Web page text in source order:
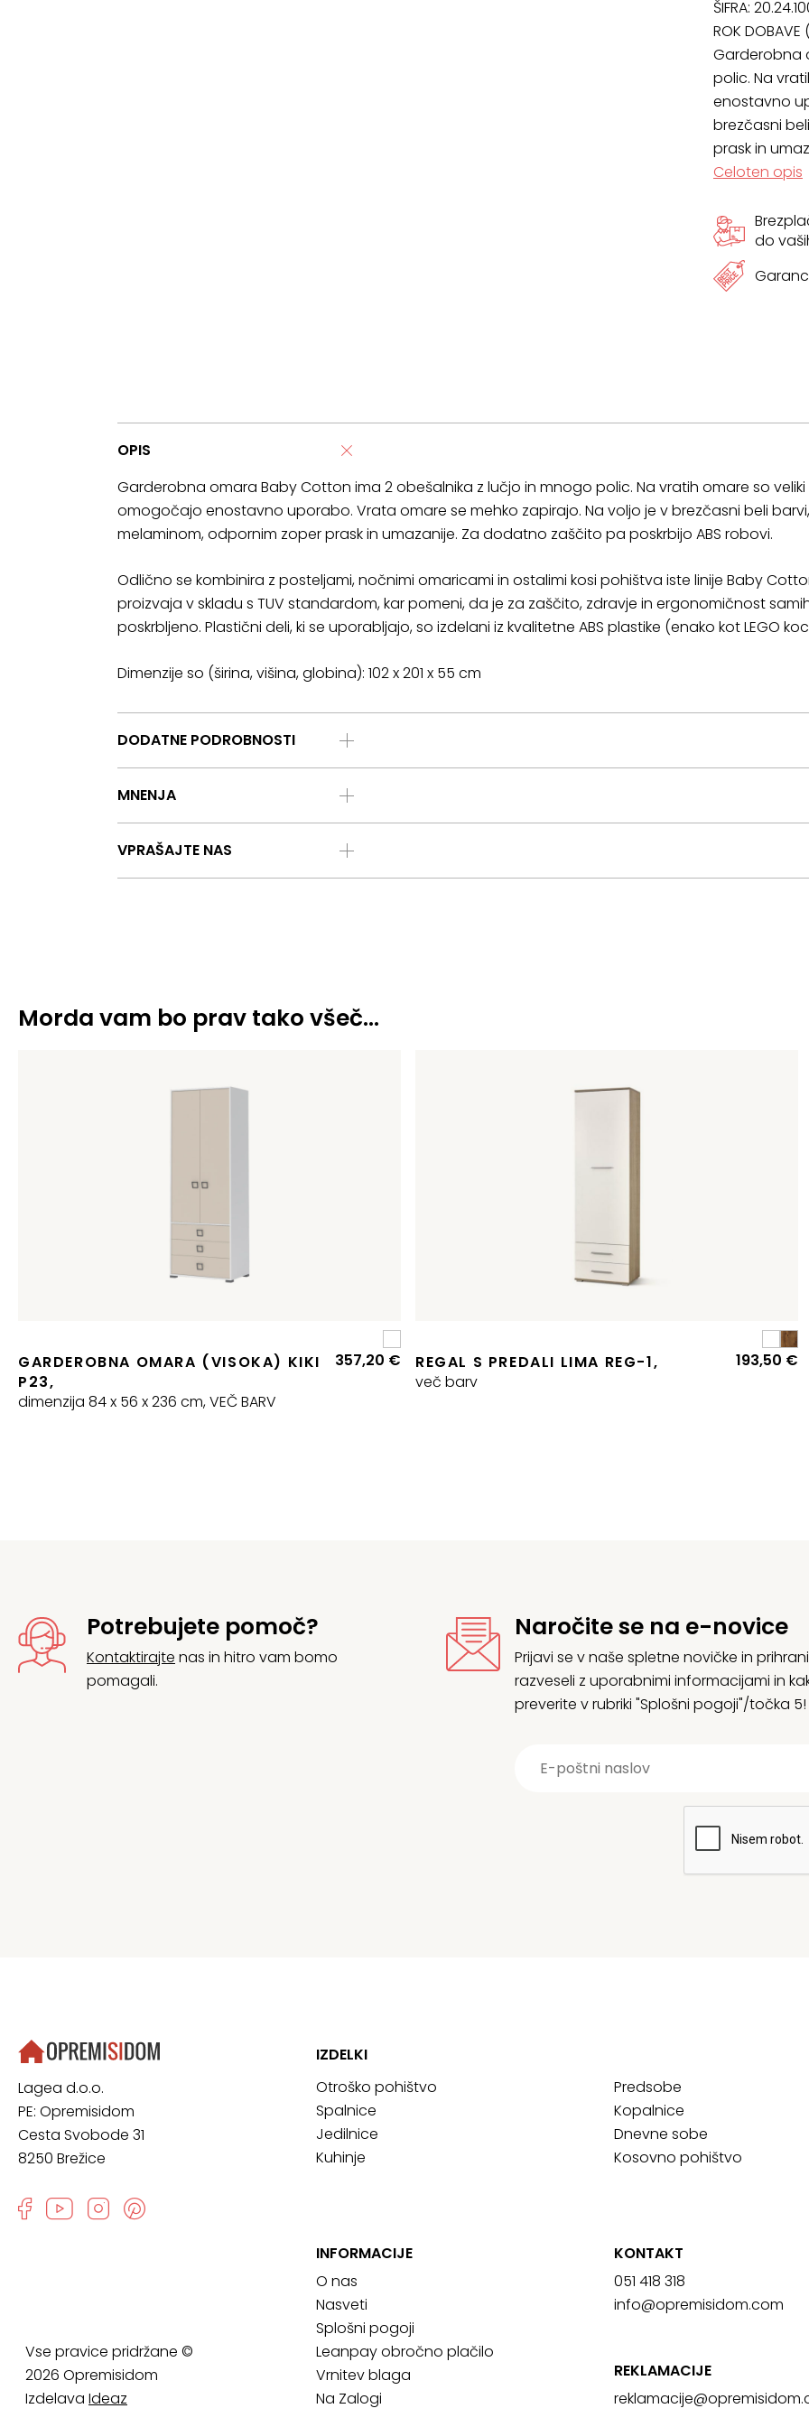
55
cm
količina
ŠIFRA:
ROK DOBAVE
Garderobna
polic. Na
enostavno
brezčasni
prask in
Celoten opis
do
OPIS
Garderobna omara Baby Cotton ima 2 obešalnika z lučjo in mnogo polic. Na vratih omare so veliki
omogočajo enostavno uporabo. Vrata omare se mehko zapirajo. Na voljo je v brezčasni beli
melaminom, odpornim zoper prask in umazanije. Za dodatno zaščito pa poskrbijo ABS robovi.
Odlično se kombinira z posteljami, nočnimi omaricami in ostalimi kosi pohištva iste linije Baby
proizvaja v skladu s TUV standardom, kar pomeni, da je za zaščito, zdravje in ergonomičnost
poskrbljeno. Plastični deli, ki se uporabljajo, so izdelani iz kvalitetne ABS plastike (enako kot LEGO
Dimenzije so (širina, višina, globina): 102 x 201 x 55 cm
DODATNE PODROBNOSTI
MNENJA
VPRAŠAJTE NAS
Morda vam bo prav tako všeč…
GARDEROBNA OMARA (VISOKA) KIKI
P23,
dimenzija 84 x 56 x 236 cm, VEČ BARV
357,20 €
REGAL S PREDALI LIMA REG-1,
več barv
193,50 €
Potrebujete pomoč?
Kontaktirajte nas in hitro vam bomo
pomagali.
Naročite se na e-novice
Prijavi se v naše spletne novičke in
razveseli z uporabnimi informacijami in
preverite v rubriki "Splošni pogoji"/točka 5!
Lagea d.o.o.
PE: Opremisidom
Cesta Svobode 31
8250 Brežice
Vse pravice pridržane ©
2026 Opremisidom
Izdelava Ideaz
IZDELKI
Otroško pohištvo
Spalnice
Jedilnice
Kuhinje
Predsobe
Kopalnice
Dnevne sobe
Kosovno pohištvo
INFORMACIJE
O nas
Nasveti
Splošni pogoji
Leanpay obročno plačilo
Vrnitev blaga
Na Zalogi
KONTAKT
051 418 318
info@opremisidom.com
REKLAMACIJE
reklamacije@